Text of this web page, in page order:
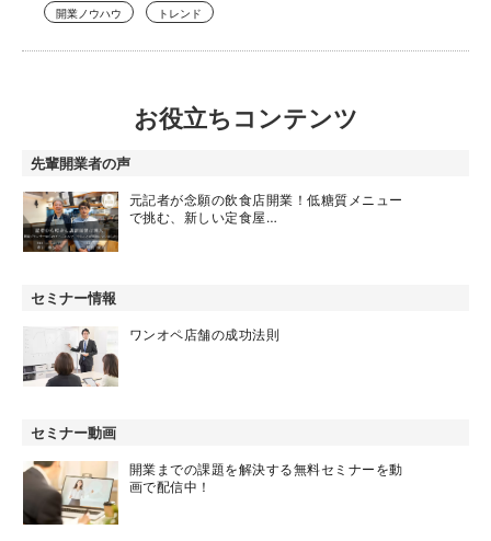
開業ノウハウ トレンド
お役立ちコンテンツ
先輩開業者の声
元記者が念願の飲食店開業！低糖質メニュー
で挑む、新しい定食屋…
セミナー情報
ワンオペ店舗の成功法則
セミナー動画
開業までの課題を解決する無料セミナーを動
画で配信中！